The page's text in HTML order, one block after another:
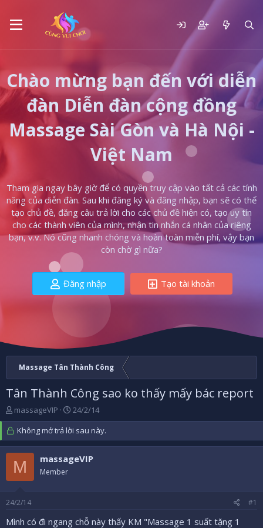
Chào mừng bạn đến với diễn
đàn Diễn đàn cộng đồng
Massage Sài Gòn và Hà Nội -
Việt Nam
Tham gia ngay bây giờ để có quyền truy cập vào tất cả các tính
năng của diễn đàn. Sau khi đăng ký và đăng nhập, bạn sẽ có thể
tạo chủ đề, đăng câu trả lời cho các chủ đề hiện có, tạo uy tín
cho các thành viên của mình, nhận tin nhắn cá nhân của riêng
bạn, v.v. Nó cũng nhanh chóng và hoàn toàn miễn phí, vậy bạn
còn chờ gì nữa?
Đăng nhập Tạo tài khoản
Massage Tân Thành Công
Tân Thành Công sao ko thấy mấy bác report
B
ắ
đ
ầ
u
massageVIP
N
g
à
y
ắ
24/2/14
Không mở trả lời sau này.
M massageVIP
Member
24/2/14 #1
Mình có đi ngang chỗ này thấy KM "Massage 1 suất tặng 1